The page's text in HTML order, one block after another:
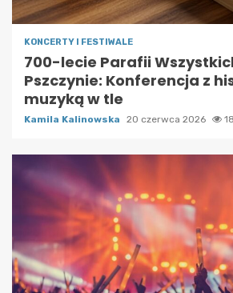
KONCERTY I FESTIWALE
700-lecie Parafii
Pszczynie: Konferencja z
muzyką w tle
Kamila Kalinowska 20 czerwca 2026